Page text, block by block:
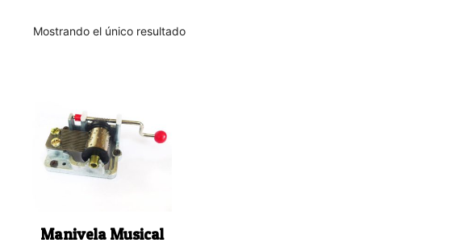
Mostrando el único resultado
Manivela Musical
múltiples
variantes.
pueden